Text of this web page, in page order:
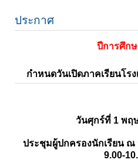
ประกาศ
ปีการศึกษ
กำหนดวันเปิดภาคเรียนโร
วันศุกร์ที่ 1 พฤ
ประชุมผู้ปกครองนักเรียน ณ
9.00-